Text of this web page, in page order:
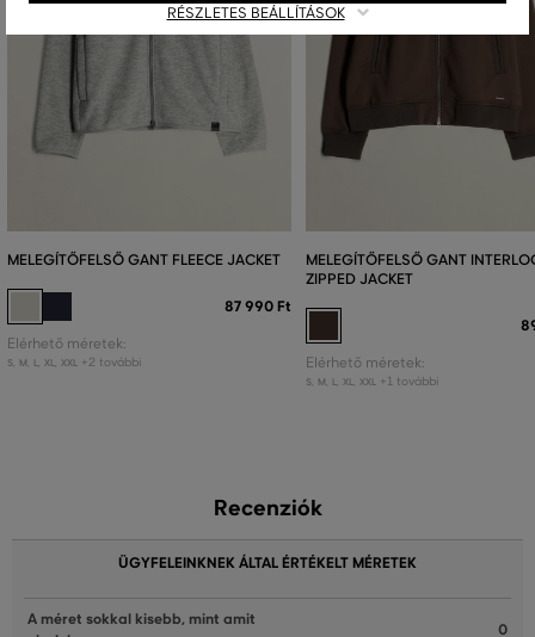
MELEGÍTŐFELSŐ GANT FLEECE JACKET
87 990 Ft
Elérhető méretek:
S M L XL XXL +2 további
MELEGÍTŐFELSŐ GANT
ZIPPED JACKET
Elérhető méretek:
S M L XL XXL +1 további
Recenziók
ÜGYFELEINKNEK ÁLTAL ÉRTÉKELT MÉRETEK
A méret sokkal kisebb, mint amit
0
RÉSZLETES BEÁLLÍTÁSOK